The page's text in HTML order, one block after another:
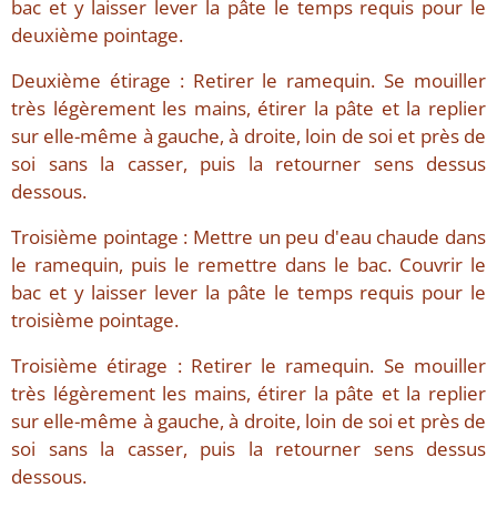
bac et y laisser lever la pâte le temps requis pour le
deuxième pointage.
Deuxième étirage : Retirer le ramequin. Se mouiller
très légèrement les mains, étirer la pâte et la replier
sur elle-même à gauche, à droite, loin de soi et près de
soi sans la casser, puis la retourner sens dessus
dessous.
Troisième pointage : Mettre un peu d'eau chaude dans
le ramequin, puis le remettre dans le bac. Couvrir le
bac et y laisser lever la pâte le temps requis pour le
troisième pointage.
Troisième étirage : Retirer le ramequin. Se mouiller
très légèrement les mains, étirer la pâte et la replier
sur elle-même à gauche, à droite, loin de soi et près de
soi sans la casser, puis la retourner sens dessus
dessous.